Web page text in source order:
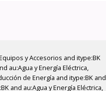
y Accesorios and itype:BK
au:Agua y Energía Eléctrica,
de Energía and itype:BK and
and au:Agua y Energía Eléctrica,